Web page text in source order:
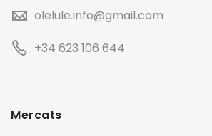
olelule.info@gmail.com
+34 623 106 644
Mercats